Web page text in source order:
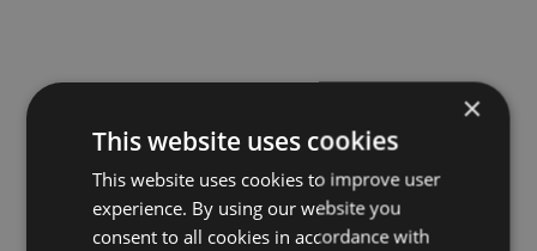
×
This website uses cookies
This website uses cookies to improve user
experience. By using our website you
consent to all cookies in accordance with